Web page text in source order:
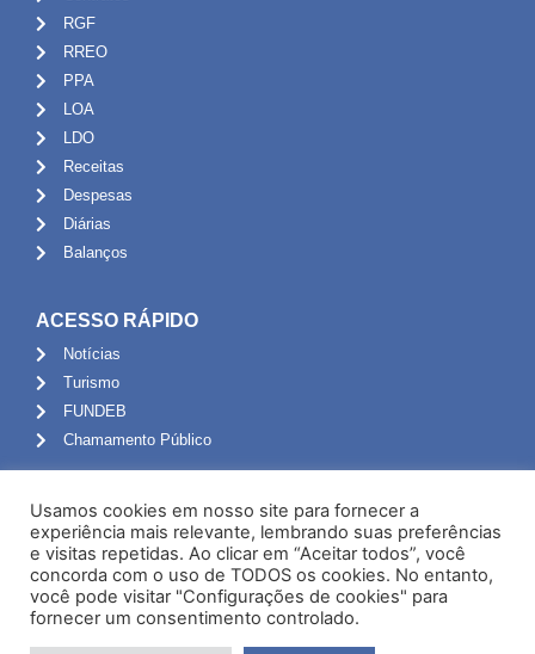
RGF
RREO
PPA
LOA
LDO
Receitas
Despesas
Diárias
Balanços
ACESSO RÁPIDO
Notícias
Turismo
FUNDEB
Chamamento Público
Portal do Servidor
Webmail
Administração
Usamos cookies em nosso site para fornecer a
experiência mais relevante, lembrando suas preferências
e visitas repetidas. Ao clicar em “Aceitar todos”, você
concorda com o uso de TODOS os cookies. No entanto,
você pode visitar "Configurações de cookies" para
fornecer um consentimento controlado.